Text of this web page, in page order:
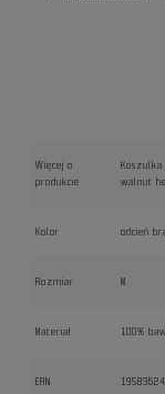
Więcej o
produkcie
walnut
Kolor odcień
Rozmiar M
Materiał 100%
EAN